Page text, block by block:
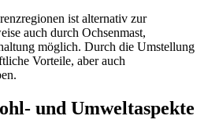
ist alternativ zur
auch durch Ochsenmast,
möglich. Durch die Umstellung
Vorteile, aber auch
und Umweltaspekte